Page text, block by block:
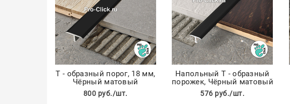
Т - образный порог, 18 мм,
Чёрный матовый
800 руб./шт.
Напольный Т - образный
порожек, Чёрный матовый
576 руб./шт.